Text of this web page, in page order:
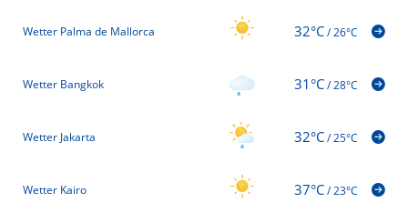
Wetter Palma de Mallorca 32°C/26°C
Wetter Bangkok 31°C/28°C
Wetter Jakarta 32°C/25°C
Wetter Kairo 37°C/23°C